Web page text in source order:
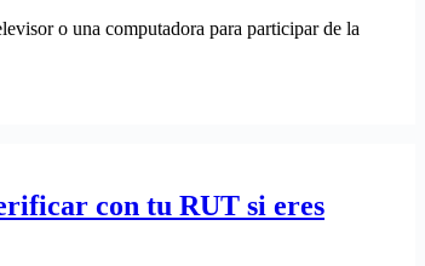
o una computadora para participar de la
con tu RUT si eres